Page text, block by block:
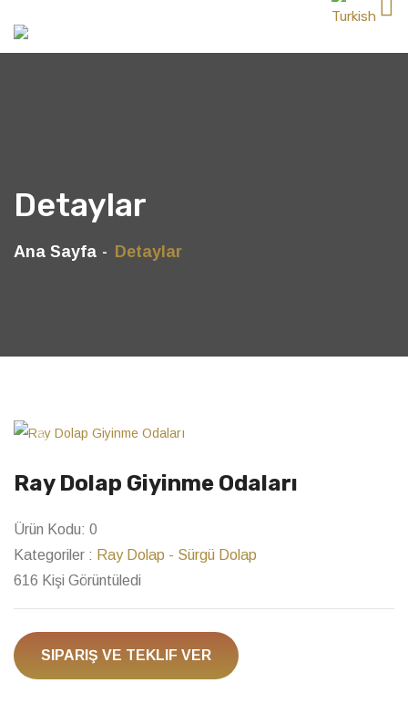
Detaylar
Ana Sayfa Detaylar
Previous
Ray Dolap Giyinme Odaları
Ürün Kodu: 0
Kategoriler : Ray Dolap - Sürgü Dolap
616 Kişi Görüntüledi
SIPARIŞ VE TEKLIF VER